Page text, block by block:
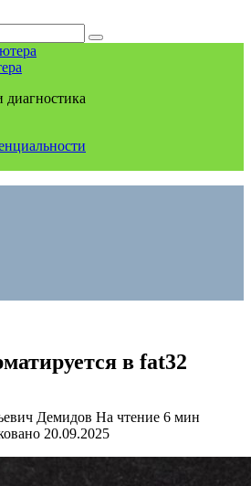
в fat32
Демидов На чтение 6 мин
20.09.2025